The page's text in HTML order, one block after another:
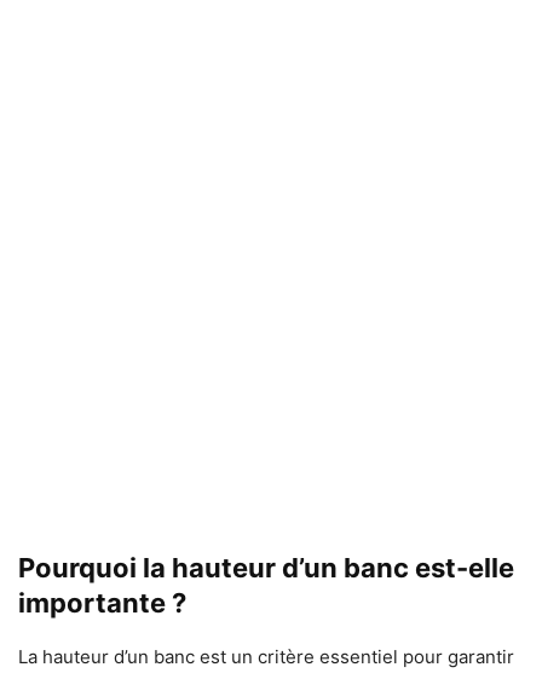
Pourquoi la hauteur d’un banc est-elle
importante ?
La hauteur d’un banc est un critère essentiel pour garantir